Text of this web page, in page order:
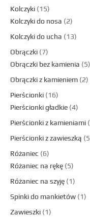
Kolczyki 15
Kolczyki do nosa
2
Kolczyki do ucha
13
Obrączki 7
Obrączki bez kamienia
5
Obrączki z kamieniem 2
Pierścionki 16
Pierścionki gładkie 4
Pierścionki z kamieniami
Pierścionki z zawieszką
5
Różaniec
6
Różaniec na rękę 5
Różaniec na szyję 1
Spinki do mankietów 1
Zawieszki 1